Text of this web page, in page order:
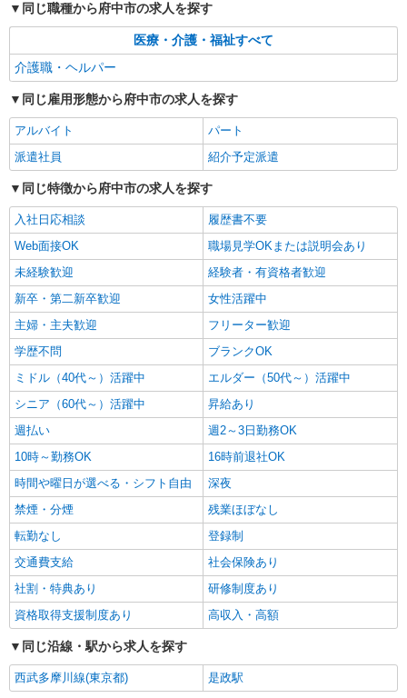
業時は別途時間外手当支給（超過1分〜）
正社員
そんぽの家S 西府/2023ba1
【実務者研修】 月給：250,500円 年収例：345
万円〜 【初任者研修】 月給：244,700円 年収例：
手当、日祝手当（月平均2回分）、夜勤手当（月平
均5回分）等、毎月平均的に支払われる手当を含み
ます。 ※居住支援特別手当は勤続5年目までの方
はさらに1万円支給（再入社は除く） ◎賞与：基
本給2.08ヶ月分/年支給 ◎残業時は別途時間外手当
支給（超過1分〜）
東京都府中市本宿町2丁目8-6
キープ 詳細を見る
アルバイト パート
SOMPOケア 府中白糸台 訪問介護/3192cc2
★（東京都）居住支援特別手当対象求人 【介
保加入者）の場合は時給1,850円 ＊日曜祝日：時
ー1級・2級）】 時給1,720円 ◎週20時間以上勤務
（社保加入者）の場合は時給1,770円 ＊日曜祝
日：時給2,020円〜 ◎身体介助、生活援助が同時
給 ◎キャンセル手当：職務時給の60％支給 ※居
住支援特別手当は勤続5年目までの方はさらに時給
＋50円（再入社者は除く）
東京都府中市白糸台2-61-3 オランダ壱番館1
キープ 詳細を見る
正社員
SOMPOケア 国分寺 訪問介護/3188ca1
【介護福祉士】 月給：246,300円 年収例：336
万円〜 ※職務手当、特別職務手当、（東京都）居
住支援特別手当、働きがい向上手当、日祝手当
（月平均2回分）等、毎月平均的に支払われる手当
を含みます。 ※居住支援特別手当は勤続5年目ま
での方はさらに1万円支給（再入社は除く） ◎賞
与：基本給2.08ヶ月分/年支給 ◎残業時は別途時間
外手当支給（超過1分〜）
東京都府中市武蔵台3-27-4 カサヴェール武蔵
詳細を見る
正社員
そんぽの家S 府中住吉/2022ba1
介護スタッフ
【実務者研修】 月給：250,500円 年収例：345
万円〜 【初任者研修】 月給：244,700円 年収例：
同じ職種から府中市の求人を探す
医療・介護・福祉すべて
介護職・ヘルパー
同じ雇用形態から府中市の求人を探す
アルバイト
パート
派遣社員
紹介予定派遣
同じ特徴から府中市の求人を探す
入社日応相談
履歴書不要
Web面接OK
職場見学OKまたは説明会あり
未経験歓迎
経験者・有資格者歓迎
新卒・第二新卒歓迎
女性活躍中
主婦・主夫歓迎
フリーター歓迎
学歴不問
ブランクOK
ミドル（40代～）活躍中
エルダー（50代～）活躍中
シニア（60代～）活躍中
昇給あり
週払い
週2～3日勤務OK
10時～勤務OK
16時前退社OK
時間や曜日が選べる・シフト自由
深夜
禁煙・分煙
残業ほぼなし
転勤なし
登録制
交通費支給
社会保険あり
社割・特典あり
研修制度あり
資格取得支援制度あり
高収入・高額
同じ沿線・駅から求人を探す
西武多摩川線(東京都) 是政駅